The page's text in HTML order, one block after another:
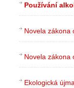
Používání
Novela zákona
Novela zákona
Ekologická